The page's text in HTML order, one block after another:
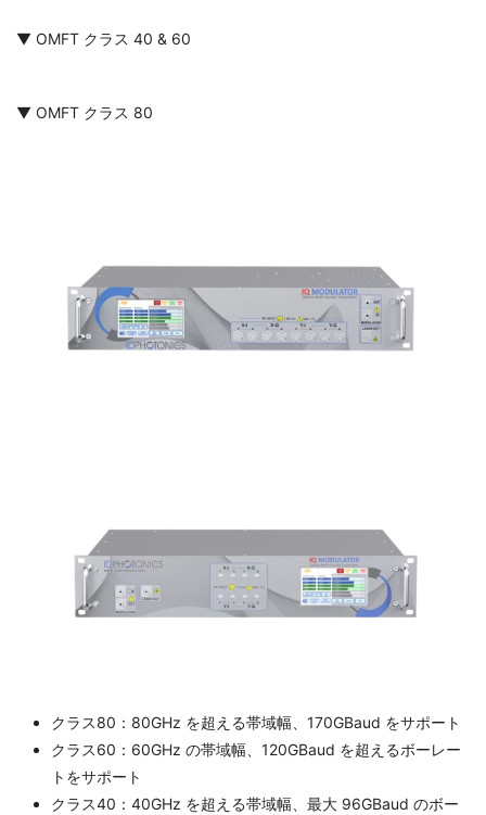
▼ OMFT クラス 40 & 60
▼ OMFT クラス 80
クラス80：80GHz を超える帯域幅、170GBaud をサポート
クラス60：60GHz の帯域幅、120GBaud を超えるボーレー
トをサポート
クラス40：40GHz を超える帯域幅、最大 96GBaud のボー